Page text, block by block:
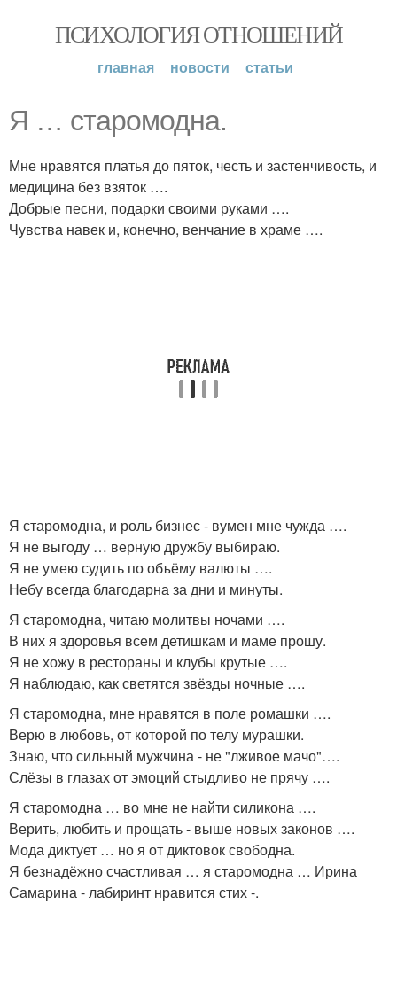
ПСИХОЛОГИЯ ОТНОШЕНИЙ
главная новости статьи
Я … старомодна.
Мне нравятся платья до пяток, честь и застенчивость, и
медицина без взяток ….
Добрые песни, подарки своими руками ….
Чувства навек и, конечно, венчание в храме ….
Я старомодна, и роль бизнес - вумен мне чужда ….
Я не выгоду … верную дружбу выбираю.
Я не умею судить по объёму валюты ….
Небу всегда благодарна за дни и минуты.
Я старомодна, читаю молитвы ночами ….
В них я здоровья всем детишкам и маме прошу.
Я не хожу в рестораны и клубы крутые ….
Я наблюдаю, как светятся звёзды ночные ….
Я старомодна, мне нравятся в поле ромашки ….
Верю в любовь, от которой по телу мурашки.
Знаю, что сильный мужчина - не "лживое мачо"….
Слёзы в глазах от эмоций стыдливо не прячу ….
Я старомодна … во мне не найти силикона ….
Верить, любить и прощать - выше новых законов ….
Мода диктует … но я от диктовок свободна.
Я безнадёжно счастливая … я старомодна … Ирина
Самарина - лабиринт нравится стих -.